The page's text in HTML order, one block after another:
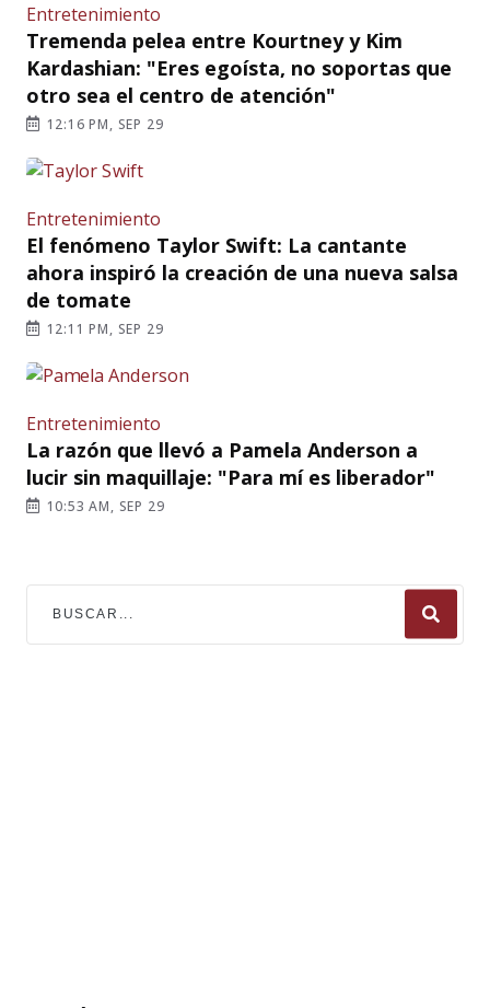
Entretenimiento
Tremenda pelea entre Kourtney y Kim
Kardashian: "Eres egoísta, no soportas que
otro sea el centro de atención"
12:16 PM, SEP 29
Entretenimiento
El fenómeno Taylor Swift: La cantante
ahora inspiró la creación de una nueva salsa
de tomate
12:11 PM, SEP 29
Entretenimiento
La razón que llevó a Pamela Anderson a
lucir sin maquillaje: "Para mí es liberador"
10:53 AM, SEP 29